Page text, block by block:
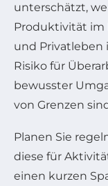
unterschätzt,
Produktivität im
und Privatleben
Risiko für
bewusster
von Grenzen
Planen Sie
diese für
einen kurzen